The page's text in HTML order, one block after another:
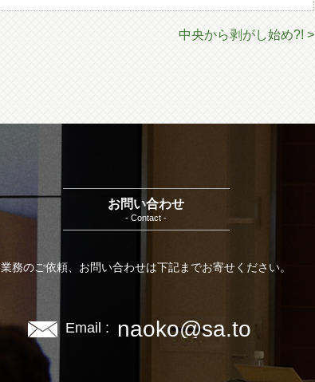
中央から剥がし始め?! >
お問い合わせ
- Contact -
業務のご依頼、お問い合わせは下記までお寄せください。
Email : naoko@sa.to